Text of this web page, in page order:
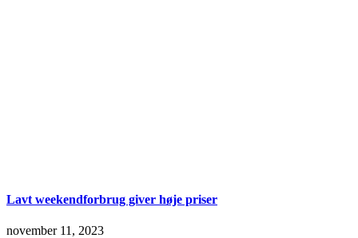
Lavt weekendforbrug giver høje priser
november 11, 2023